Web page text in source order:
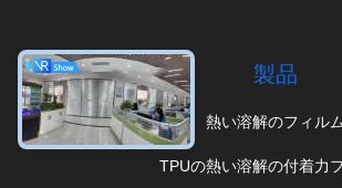
製品
熱い溶解のフィルム
TPUの熱い溶解の付着力